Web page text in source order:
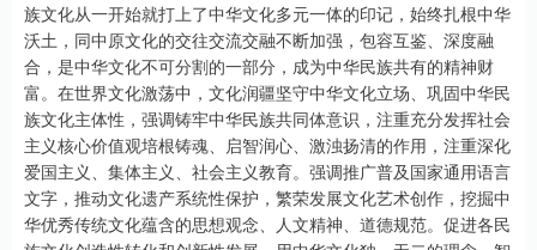
族文化从一开始就打上了中华文化多元一体的印记，始终扎根中华
沃土，同中原文化的交往交流交融不断加强，包容互鉴、深度融
合，是中华文化不可分割的一部分，成为中华民族共有的精神财
富。在世界文化激荡中，文化润疆坚守中华文化立场、巩固中华民
族文化主体性，强调铸牢中华民族共同体意识，注重充分发挥社会
主义核心价值观培根铸魂、启智润心、激浊扬清的作用，注重深化
爱国主义、集体主义、社会主义教育。强调推广普及国家通用语言
文字，推动文化遗产系统性保护，繁荣发展文化艺术创作，挖掘中
华优秀传统文化蕴含的思想观念、人文精神、道德规范。促进各民